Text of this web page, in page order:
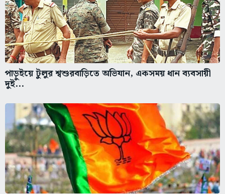
পাড়ুইয়ে টুলুর শ্বশুরবাড়িতে অভিযান, একসময় ধান ব্যবসায়ী
দুই...